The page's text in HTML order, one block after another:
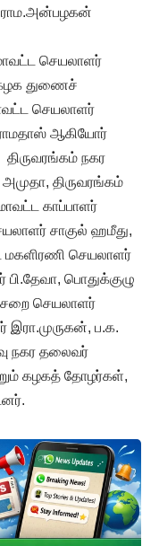
செயலாளர்
கழக துணைச்
செயலாளர்
ஆகியோர்
நகர
திருவரங்கம்
காப்பாளர்
சாகுல் ஹமீது,
மகளிரணி செயலாளர்
பொதுக்குழு
செயலாளர்
இரா.முருகன், ப.க.
தலைவர்
கழகத் தோழர்கள்,